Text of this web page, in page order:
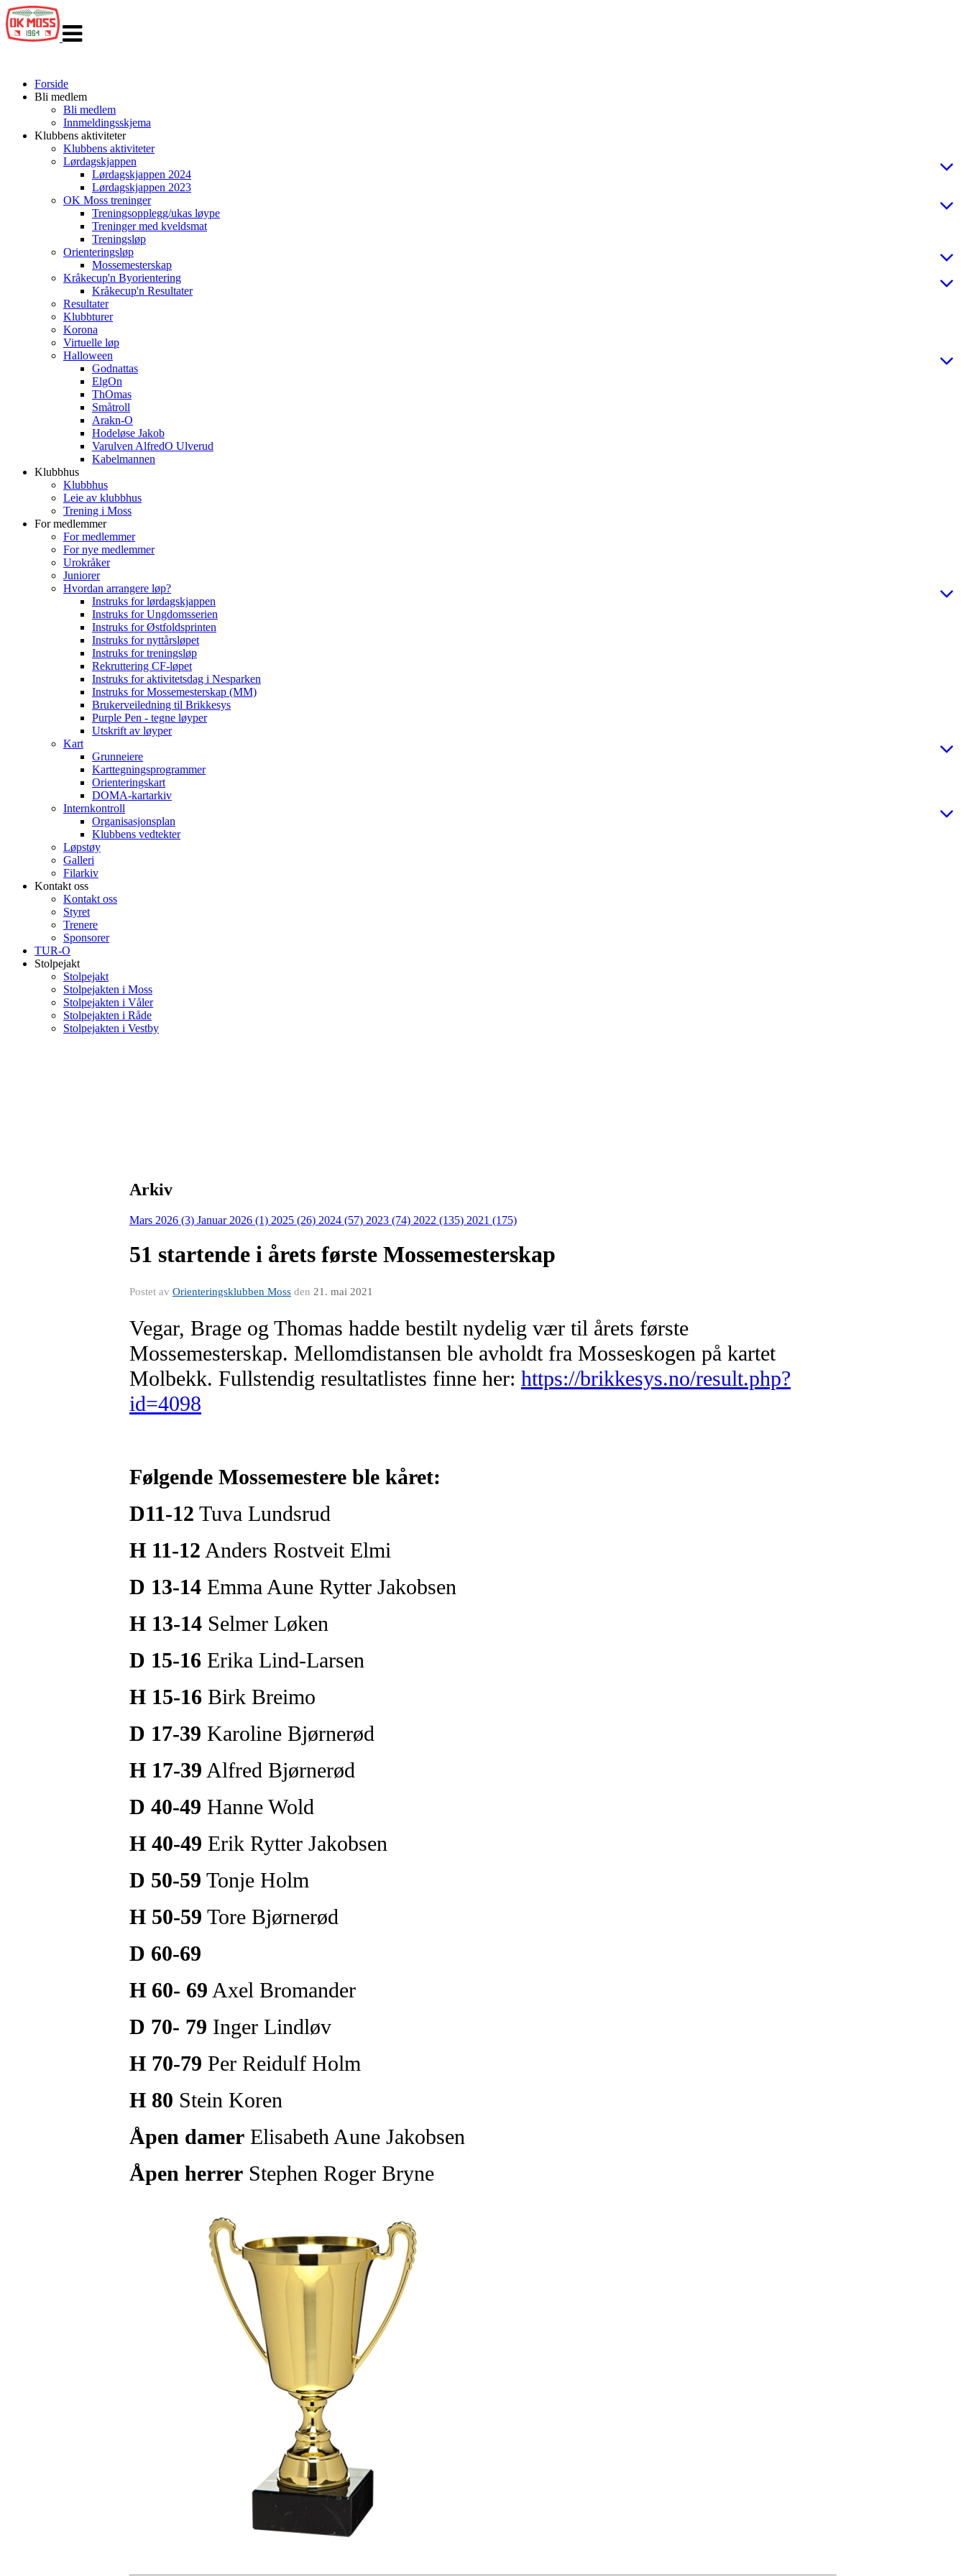
navigasjon
Forside
Bli medlem
Bli medlem
Innmeldingsskjema
Klubbens aktiviteter
Klubbens aktiviteter
Lørdagskjappen
Lørdagskjappen 2024
Lørdagskjappen 2023
OK Moss treninger
Treningsopplegg/ukas løype
Treninger med kveldsmat
Treningsløp
Orienteringsløp
Mossemesterskap
Kråkecup'n Byorientering
Kråkecup'n Resultater
Resultater
Klubbturer
Korona
Virtuelle løp
Halloween
Godnattas
ElgOn
ThOmas
Småtroll
Arakn-O
Hodeløse Jakob
Varulven AlfredO Ulverud
Kabelmannen
Klubbhus
Klubbhus
Leie av klubbhus
Trening i Moss
For medlemmer
For medlemmer
For nye medlemmer
Urokråker
Juniorer
Hvordan arrangere løp?
Instruks for lørdagskjappen
Instruks for Ungdomsserien
Instruks for Østfoldsprinten
Instruks for nyttårsløpet
Instruks for treningsløp
Rekruttering CF-løpet
Instruks for aktivitetsdag i Nesparken
Instruks for Mossemesterskap (MM)
Brukerveiledning til Brikkesys
Purple Pen - tegne løyper
Utskrift av løyper
Kart
Grunneiere
Karttegningsprogrammer
Orienteringskart
DOMA-kartarkiv
Internkontroll
Organisasjonsplan
Klubbens vedtekter
Løpstøy
Galleri
Filarkiv
Kontakt oss
Kontakt oss
Styret
Trenere
Sponsorer
TUR-O
Stolpejakt
Stolpejakt
Stolpejakten i Moss
Stolpejakten i Våler
Stolpejakten i Råde
Stolpejakten i Vestby
Arkiv
Mars 2026 (3) Januar 2026 (1) 2025 (26) 2024 (57) 2023 (74) 2022 (135) 2021 (175)
51 startende i årets første Mossemesterskap
Postet av Orienteringsklubben Moss den 21. mai 2021
Vegar, Brage og Thomas hadde bestilt nydelig vær til årets første
Mossemesterskap. Mellomdistansen ble avholdt fra Mosseskogen på kartet
Molbekk. Fullstendig resultatlistes finne her: https://brikkesys.no/result.php?
id=4098
Følgende Mossemestere ble kåret:
D11-12 Tuva Lundsrud
H 11-12 Anders Rostveit Elmi
D 13-14 Emma Aune Rytter Jakobsen
H 13-14 Selmer Løken
D 15-16 Erika Lind-Larsen
H 15-16 Birk Breimo
D 17-39 Karoline Bjørnerød
H 17-39 Alfred Bjørnerød
D 40-49 Hanne Wold
H 40-49 Erik Rytter Jakobsen
D 50-59 Tonje Holm
H 50-59 Tore Bjørnerød
D 60-69
H 60- 69 Axel Bromander
D 70- 79 Inger Lindløv
H 70-79 Per Reidulf Holm
H 80 Stein Koren
Åpen damer Elisabeth Aune Jakobsen
Åpen herrer Stephen Roger Bryne